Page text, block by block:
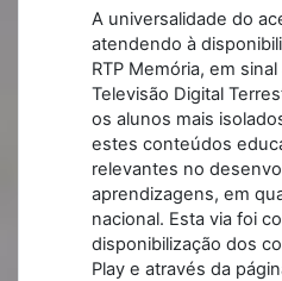
A universalidade do
atendendo à
RTP Memória, em
Televisão Digital
os alunos mais
estes conteúdos
relevantes no
aprendizagens, em
nacional. Esta via foi
disponibilização dos
Play e através da